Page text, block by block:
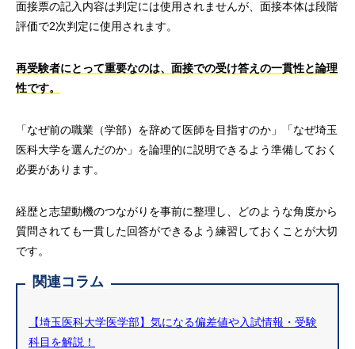
面接票の記入内容は判定には使用されませんが、面接本体は段階
評価で2次判定に使用されます。
再受験者にとって重要なのは、面接での受け答えの一貫性と論理
性です。
「なぜ前の職業（学部）を辞めて医師を目指すのか」「なぜ埼玉
医科大学を選んだのか」を論理的に説明できるよう準備しておく
必要があります。
経歴と志望動機のつながりを事前に整理し、どのような角度から
質問されても一貫した回答ができるよう練習しておくことが大切
です。
関連コラム
【埼玉医科大学医学部】気になる偏差値や入試情報・受験
科目を解説！